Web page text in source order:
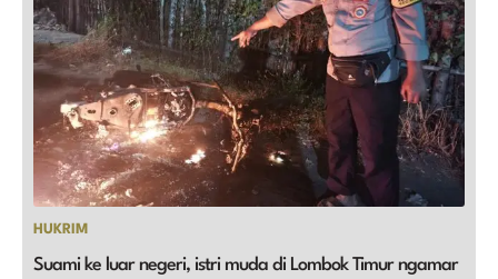
HUKRIM
Suami ke luar negeri, istri muda di Lombok Timur ngamar